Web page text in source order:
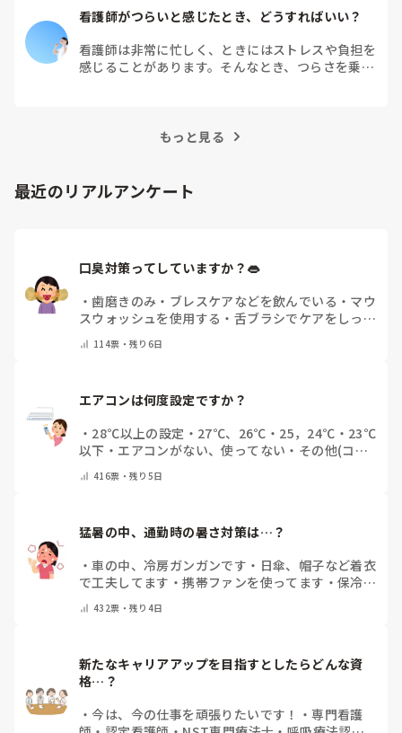
看護師がつらいと感じたとき、どうすればいい？
看護師は非常に忙しく、ときにはストレスや負担を
感じることがあります。そんなとき、つらさを乗り
もっと見る
最近のリアルアンケート
口臭対策ってしていますか？👄
・歯磨きのみ ・ ブレスケアなどを飲んでいる ・ マウ
スウォッシュを使用する ・ 舌ブラシでケアをしっか
いない・その他（コメントで教えてください）
114票・残り6日
エアコンは何度設定ですか？
・ 28℃以上の設定 ・ 27℃、26℃ ・ 25，24℃ ・ 23℃
以下 ・ エアコンがない、使ってない ・ その他(コメ
416票・残り5日
猛暑の中、通勤時の暑さ対策は…？
・車の中、冷房ガンガンです ・ 日傘、帽子など着衣
で工夫してます ・携帯ファンを使ってます ・ 保冷剤
ん ・その他（コメントで教えて下さい）
432票・残り4日
新たなキャリアアップを目指すとしたらどんな資
格…？
・今は、今の仕事を頑張りたいです！ ・専門看護